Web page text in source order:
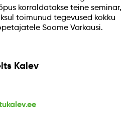
korraldatakse teine seminar,
toimunud tegevused kokku
Soome Varkausi.
Kalev